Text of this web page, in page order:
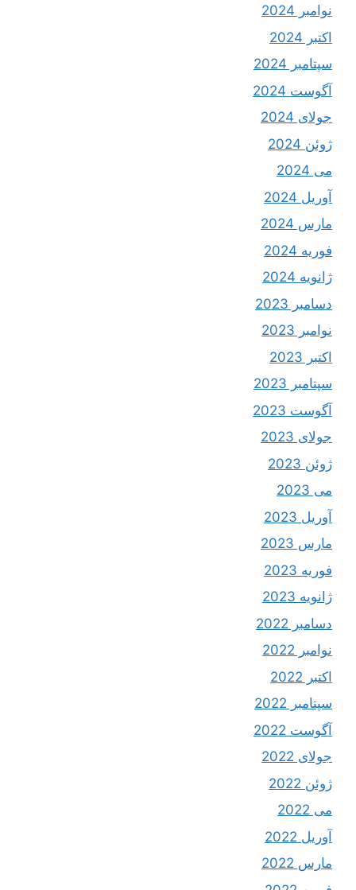
نوامبر 2024
اکتبر 2024
سپتامبر 2024
آگوست 2024
جولای 2024
ژوئن 2024
می 2024
آوریل 2024
مارس 2024
فوریه 2024
ژانویه 2024
دسامبر 2023
نوامبر 2023
اکتبر 2023
سپتامبر 2023
آگوست 2023
جولای 2023
ژوئن 2023
می 2023
آوریل 2023
مارس 2023
فوریه 2023
ژانویه 2023
دسامبر 2022
نوامبر 2022
اکتبر 2022
سپتامبر 2022
آگوست 2022
جولای 2022
ژوئن 2022
می 2022
آوریل 2022
مارس 2022